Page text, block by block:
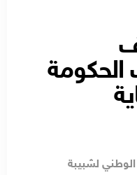
الحكومة
لشبيبة